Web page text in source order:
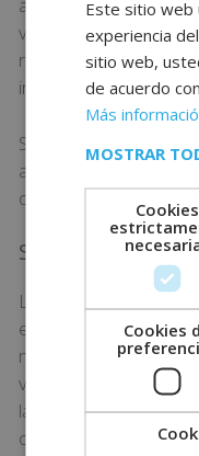
aquello que les
vídeos que
relacionados con
interesantes para los
Si no sabes por
adapta mejor a
detallamos algunas
Streamings
Las emisiones en
están de moda. De
más
videomarketing para
la emisión, los
comentado.
Este sitio web
experiencia
sitio web,
de acuerdo
Más
MOSTRAR
Cookies
Cookies